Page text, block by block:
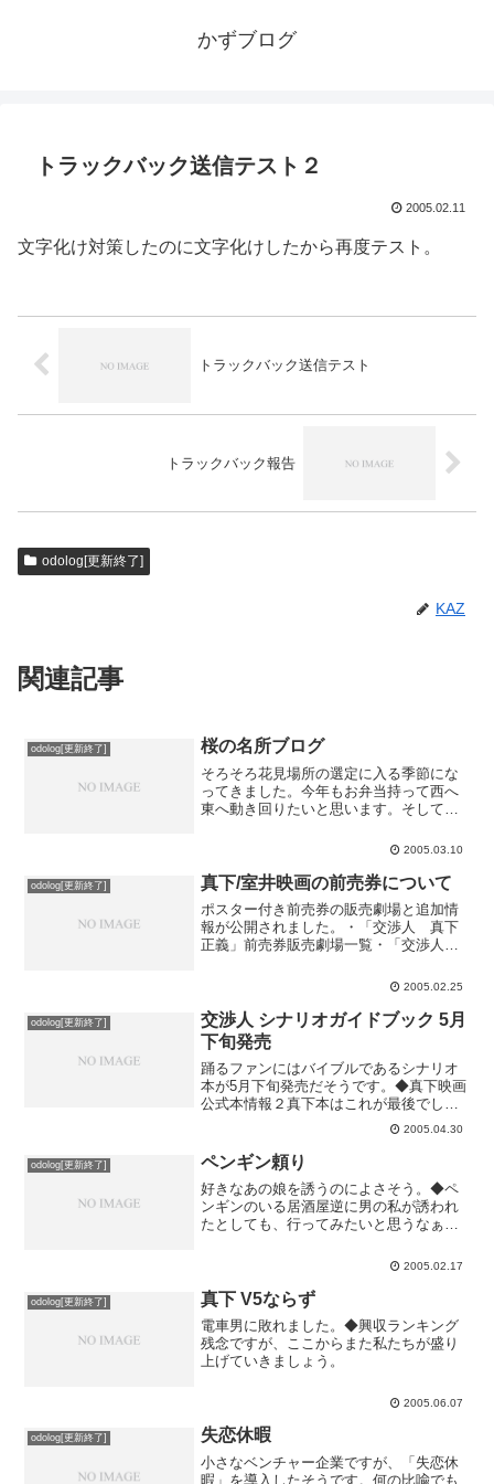
かずブログ
トラックバック送信テスト２
2005.02.11
文字化け対策したのに文字化けしたから再度テスト。
トラックバック送信テスト
トラックバック報告
odolog[更新終了]
KAZ
関連記事
odolog[更新終了] 桜の名所ブログ
そろそろ花見場所の選定に入る季節にな
ってきました。今年もお弁当持って西へ
東へ動き回りたいと思います。そして見
２００５iタウンページのお花見ガイドと
の桜の紹介をしています...
2005.03.10
odolog[更新終了] 真下/室井映画の前売券について
ポスター付き前売券の販売劇場と追加情
報が公開されました。・「交渉人 真下
正義」前売券販売劇場一覧・「交渉人
ンド・チケット販売劇場一覧真下用・室
た“レジェンドチケット”...
2005.02.25
odolog[更新終了]
交渉人 シナリオガイドブック 5月
下旬発売
踊るファンにはバイブルであるシナリオ
本が5月下旬発売だそうです。◆真下映画
公式本情報２真下本はこれが最後でしょ
うかね。真下本が出揃ったら、次は室井
本になります。室井本も同じだけ出ます
かね。今現在、真下に比べると少し露出
が少ないようですが、...
2005.04.30
odolog[更新終了] ペンギン頼り
好きなあの娘を誘うのによさそう。◆ペ
ンギンのいる居酒屋逆に男の私が誘われ
たとしても、行ってみたいと思うなぁ。
2005.02.17
odolog[更新終了] 真下 V5ならず
電車男に敗れました。◆興収ランキング
残念ですが、ここからまた私たちが盛り
上げていきましょう。
2005.06.07
odolog[更新終了] 失恋休暇
小さなベンチャー企業ですが、「失恋休
暇」を導入したそうです。何の比喩でも